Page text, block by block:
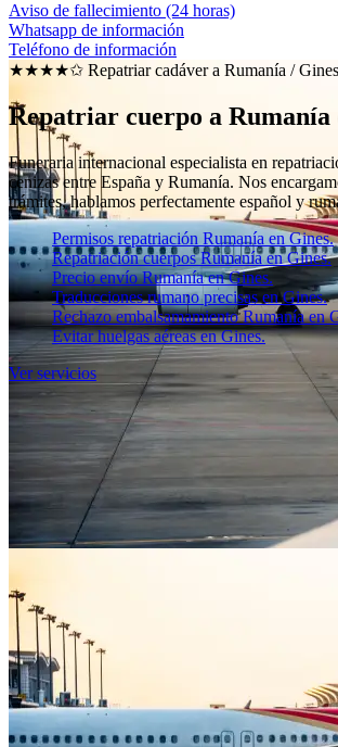
Aviso de fallecimiento (24 horas)
Whatsapp de información
Teléfono de información
★★★★✩ Repatriar cadáver a Rumanía /Gines
Repatriar cuerpo a Rumanía
Funeraria internacional especialista en
cenizas entre España y Rumanía. Nos
trámites, hablamos perfectamente español y
Permisos repatriación Rumanía en Gines.
Repatriación cuerpos Rumanía en Gines.
Precio envío Rumanía en Gines.
Traducciones rumano precisas en Gines.
Rechazo embalsamamiento Rumanía en
Evitar huelgas aéreas en Gines.
Ver servicios